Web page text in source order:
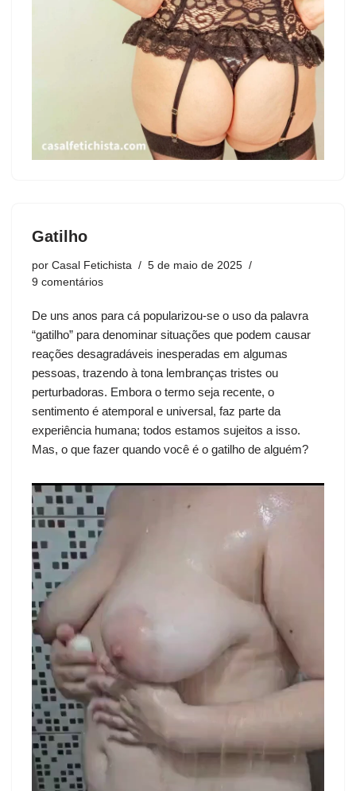
Gatilho
por Casal Fetichista
5 de maio de 2025
9 comentários
De uns anos para cá popularizou-se o uso da palavra
“gatilho” para denominar situações que podem causar
reações desagradáveis inesperadas em algumas
pessoas, trazendo à tona lembranças tristes ou
perturbadoras. Embora o termo seja recente, o
sentimento é atemporal e universal, faz parte da
experiência humana; todos estamos sujeitos a isso.
Mas, o que fazer quando você é o gatilho de alguém?